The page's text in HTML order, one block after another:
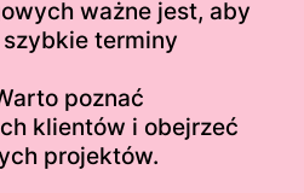
ważne jest, aby
terminy
poznać
klientów i obejrzeć
projektów.